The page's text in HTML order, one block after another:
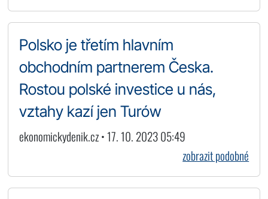
Polsko je třetím hlavním
obchodním partnerem Česka.
Rostou polské investice u nás,
vztahy kazí jen Turów
ekonomickydenik.cz • 17. 10. 2023 05:49
zobrazit podobné